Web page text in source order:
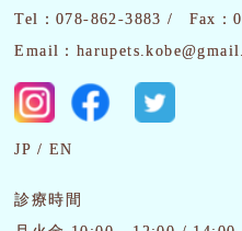
Tel：078-862-3883 /
Fax：
Email：
JP EN
診療時間